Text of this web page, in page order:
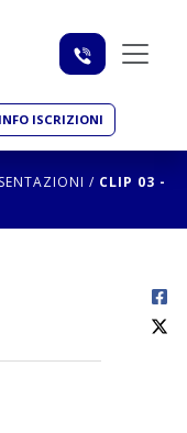
INFO ISCRIZIONI
/ CLIP 03 -